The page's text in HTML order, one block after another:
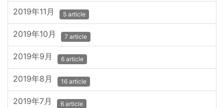
2019年11月 5 article
2019年10月 7 article
2019年9月 6 article
2019年8月 16 article
2019年7月 6 article